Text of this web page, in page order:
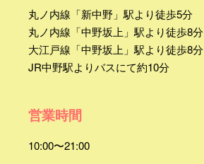
丸ノ内線「新中野」駅より徒歩5分
丸ノ内線「中野坂上」駅より徒歩8分
大江戸線「中野坂上」駅より徒歩8分
JR中野駅よりバスにて約10分
営業時間
10:00〜21:00